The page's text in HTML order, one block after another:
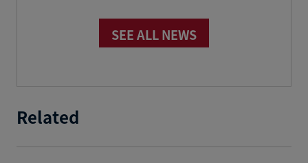
SEE ALL NEWS
Related